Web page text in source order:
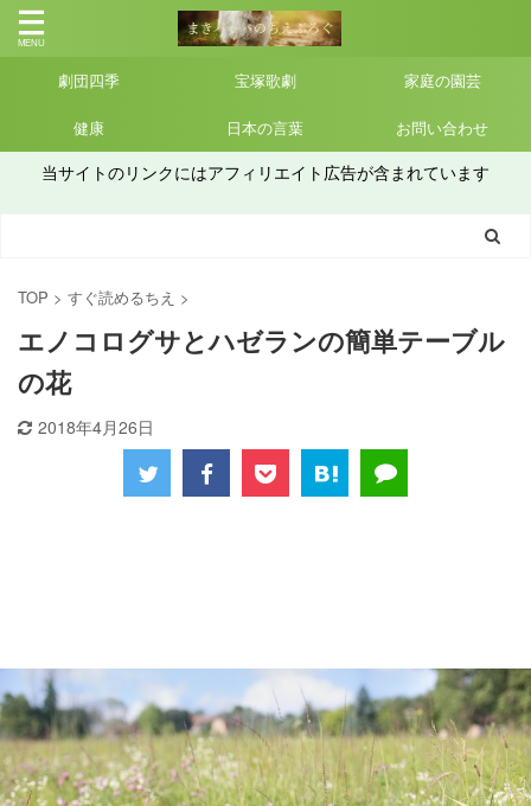
劇団四季 宝塚歌劇 家庭の園芸
健康 日本の言葉 お問い合わせ
当サイトのリンクにはアフィリエイト広告が含まれています
TOP > すぐ読めるちえ >
エノコログサとハゼランの簡単テーブル
の花
2018年4月26日